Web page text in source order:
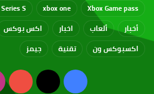
Xbox Game pass
xbox one
S
أخبار
ألعاب اخبار اكس بوكس
اكسبوكس ون
تقنية جيمز
فيسبوك
‫X